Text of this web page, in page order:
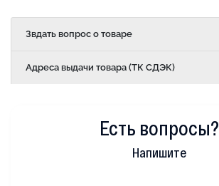
Звдать вопрос о товаре
Адреса выдачи товара (ТК СДЭК)
Есть вопросы?
Напишите